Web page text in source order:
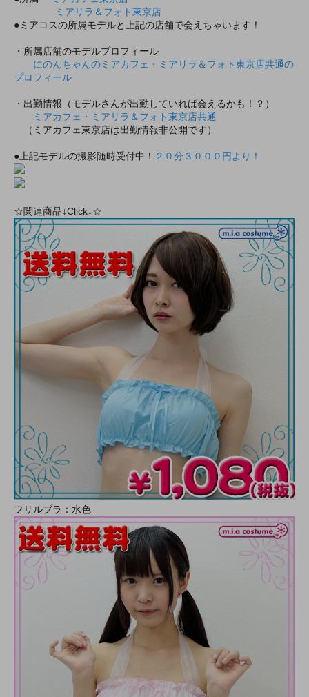
ミアリラ＆フォト東京店
●ミアコスの所属モデルと上記の店舗で会えちゃいます！
・所属店舗のモデルプロフィール
にのんちゃんのミアカフェ・ミアリラ＆フォト東京店共通の
プロフィール
・出勤情報（モデルさんが出勤していれば会えるかも！？）
ミアカフェ・ミアリラ＆フォト東京店共通
（ミアカフェ東京店は出勤情報非公開です）
●上記モデルの撮影随時受付中！ ２０分３０００円より！
☆関連商品↓Click↓☆
フリルブラ：水色